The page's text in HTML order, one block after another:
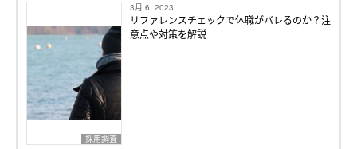
採用調査
3月 6, 2023
リファレンスチェックで休職がバレるのか？注
意点や対策を解説